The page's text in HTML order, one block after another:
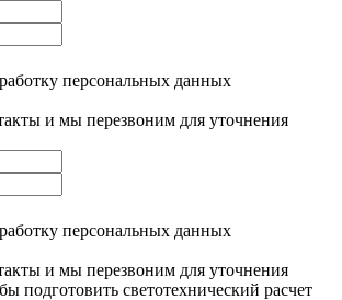
персональных данных
и мы перезвоним для уточнения
персональных данных
и мы перезвоним для уточнения
подготовить светотехнический расчет